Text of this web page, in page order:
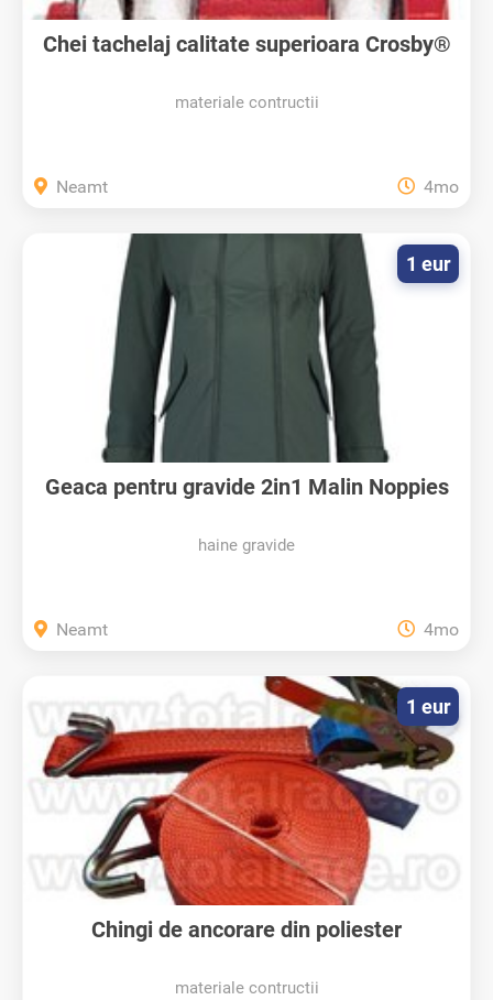
Chei tachelaj calitate superioara Crosby®
materiale contructii
Neamt 4mo
Geaca pentru gravide 2in1 Malin Noppies
haine gravide
1 eur
Neamt 4mo
Chingi de ancorare din poliester
materiale contructii
1 eur